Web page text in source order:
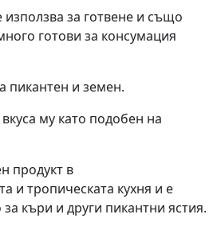
за готвене и също
готови за консумация
пикантен и земен.
му като подобен на
продукт в
и тропическата кухня и е
къри и други пикантни ястия.